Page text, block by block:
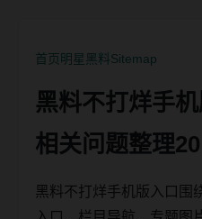
首页明星黑料Sitemap
黑料不打烊手
相关问题整理20
黑料不打烊手机版入口围